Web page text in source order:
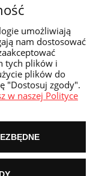
umożliwiają
nam dostosować
tych plików i
plików do
"Dostosuj zgody".
w naszej Polityce